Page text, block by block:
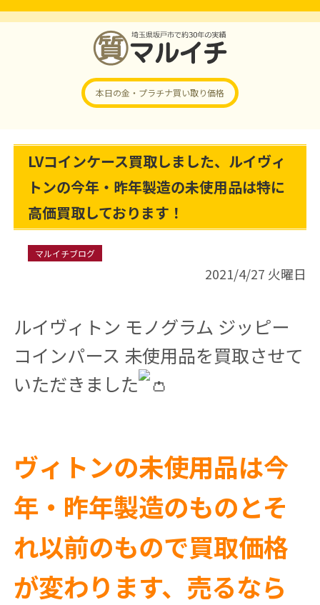
本日の金・プラチナ買い取り価格
LVコインケース買取しました、ルイヴィ
トンの今年・昨年製造の未使用品は特に
高価買取しております！
マルイチブログ
2021/4/27 火曜日
ルイヴィトン モノグラム ジッピー
コインパース 未使用品を買取させて
いただきました
ヴィトンの未使用品は今
年・昨年製造のものとそ
れ以前のもので買取価格
が変わります、売るなら